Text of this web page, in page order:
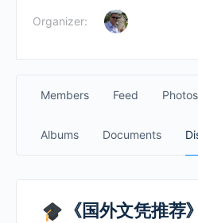
Organizer:
Members Feed Photos
Albums Documents
《国外文凭推荐